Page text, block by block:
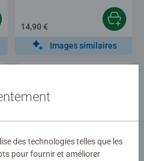
14,90 €
Images similaires
des technologies telles que les
pour fournir et améliorer